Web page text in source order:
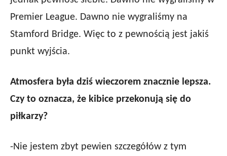
Premier League. Dawno nie wygraliśmy na
Stamford Bridge. Więc to z pewnością jest jakiś
punkt wyjścia.
Atmosfera była dziś wieczorem znacznie lepsza.
Czy to oznacza, że kibice przekonują się do
piłkarzy?
-Nie jestem zbyt pewien szczegółów z tym